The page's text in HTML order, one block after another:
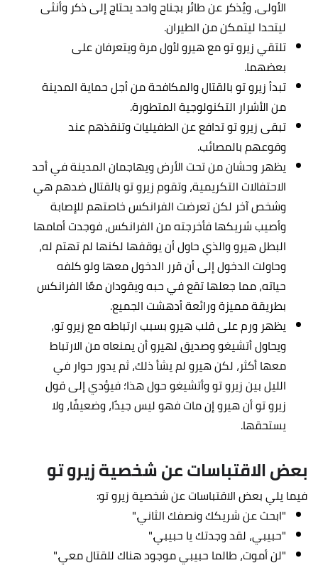
الأولى، ويُذكر عن طائر بجناح واحد يحتاج إلى ذكر وأنثى
ليتحدا ليتمكن من الطيران.
تلتقي زيرو تو مع هيرو لأول مرة ويتعرفان على
بعضهما.
تبدأ زيرو تو بالقتال والمكافحة من أجل حماية المدينة
من الأشرار التكنولوجية المتطورة.
تبقى زيرو تو تدافع عن الطفيليات وتنقذهم عند
وقوعهم بالمصائب.
يظهر وحشان من تحت الأرض ويهاجمان المدينة في أحد
الاحتفالات التكريمية، وتقوم زيرو تو بالقتال ضدهم هي
وشخص آخر لكن تعرضت الفرانكس خاصتهم للإصابة
وأصيب شريكها فأخرجته من الفرانكس، فوجدت أمامها
البطل هيرو والذي حاول أن يوقفها لكنها لم تهتم له،
وحاولت الدخول إلى أن قرر الدخول معها ولو كلفه
حياته، مما جعلها تقع في حبه ويقودان معًا الفرانكس
بطريقة مميزة ورائعة أدهشت الجميع.
يظهر ورم على قلب هيرو بسبب ارتباطه مع زيرو تو،
ويحاول أتشيغو وصديق لهيرو أن يمنعاه من الارتباط
معها أكثر، لكن هيرو لم يشأ ذلك، ثم يدور حوار في
الليل بين زيرو تو وأتشيغو حول هذا؛ فيؤدي إلى قول
زيرو تو أن هيرو إن مات فهو ليس جيدًا، وضعيفًا، ولا
يستحقها.
بعض الاقتباسات عن شخصية زيرو تو
فيما يلي بعض الاقتباسات عن شخصية زيرو تو:
"ابحث عن شريكك ونصفك الثاني."
"حبيبي، لقد وجدتك يا حبيبي."
"لن أموت، طالما حبيبي موجود هناك للقتال معي."